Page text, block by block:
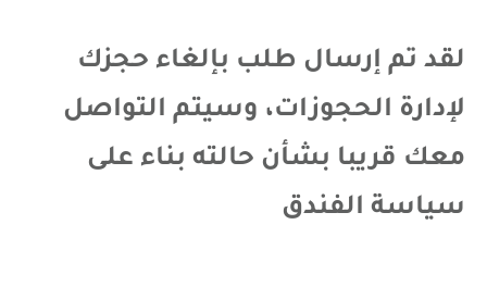
لقد تم إرسال طلب بإلغاء حجزك
لإدارة الحجوزات، وسيتم التواصل
معك قريبا بشأن حالته بناء على
سياسة الفندق